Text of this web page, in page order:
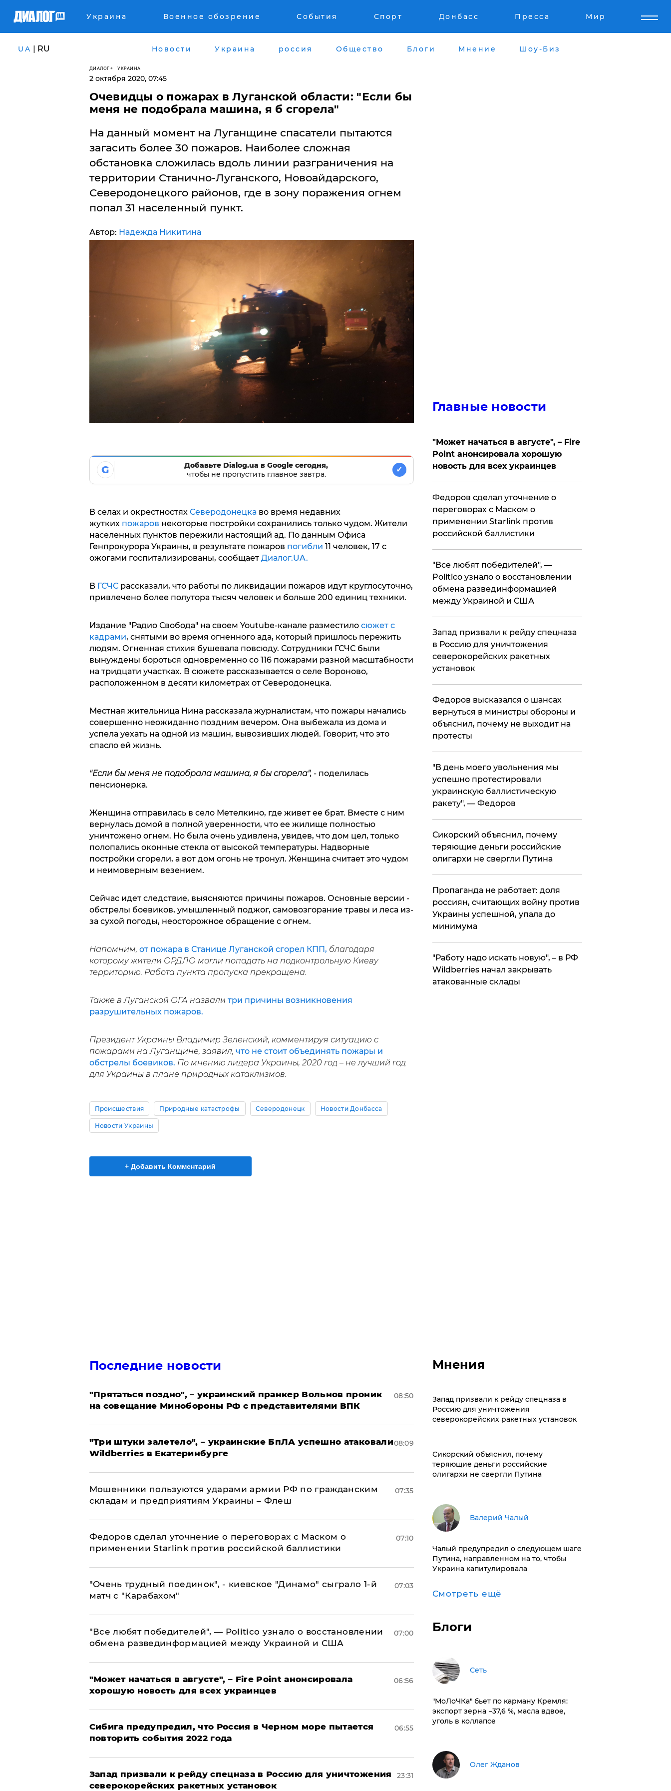
Украина Военное обозрение События Спорт Донбасс Пресса Мир
UA | RU Новости Украина россия Общество Блоги Мнение Шоу-Биз
ДИАЛОГ УКРАИНА
2 октября 2020, 07:45
Очевидцы о пожарах в Луганской области: "Если бы
меня не подобрала машина, я б сгорела"
На данный момент на Луганщине спасатели пытаются
загасить более 30 пожаров. Наиболее сложная
обстановка сложилась вдоль линии разграничения на
территории Станично-Луганского, Новоайдарского,
Северодонецкого районов, где в зону поражения огнем
попал 31 населенный пункт.
Автор: Надежда Никитина
G
Добавьте Dialog.ua в Google сегодня,
чтобы не пропустить главное завтра.
✓
В селах и окрестностях Северодонецкаво время недавних
жутких пожаров некоторые постройки сохранились только чудом. Жители
населенных пунктов пережили настоящий ад. По данным Офиса
Генпрокурора Украины, в результате пожаров погибли 11 человек, 17 с
ожогами госпитализированы, сообщаетДиалог.UA.
В ГСЧСрассказали, что работы по ликвидации пожаров идут круглосуточно,
привлечено более полутора тысяч человек и больше 200 единиц техники.
Издание "Радио Свобода" на своем Youtube-канале разместило сюжет с
кадрами, снятыми во время огненного ада, который пришлось пережить
людям. Огненная стихия бушевала повсюду. Сотрудники ГСЧС были
вынуждены бороться одновременно со 116 пожарами разной масштабности
на тридцати участках. В сюжете рассказывается о селе Вороново,
расположенном в десяти километрах от Северодонецка.
Местная жительница Нина рассказала журналистам, что пожары начались
совершенно неожиданно поздним вечером. Она выбежала из дома и
успела уехать на одной из машин, вывозивших людей. Говорит, что это
спасло ей жизнь.
"Если бы меня не подобрала машина, я бы сгорела", - поделилась
пенсионерка.
Женщина отправилась в село Метелкино, где живет ее брат. Вместе с ним
вернулась домой в полной уверенности, что ее жилище полностью
уничтожено огнем. Но была очень удивлена, увидев, что дом цел, только
полопались оконные стекла от высокой температуры. Надворные
постройки сгорели, а вот дом огонь не тронул. Женщина считает это чудом
и неимоверным везением.
Сейчас идет следствие, выясняются причины пожаров. Основные версии -
обстрелы боевиков, умышленный поджог, самовозгорание травы и леса из-
за сухой погоды, неосторожное обращение с огнем.
Напомним, от пожара в Станице Луганской сгорел КПП, благодаря
которому жители ОРДЛО могли попадать на подконтрольную Киеву
территорию. Работа пункта пропуска прекращена.
Также в Луганской ОГА назвали три причины возникновения
разрушительных пожаров.
Президент Украины Владимир Зеленский, комментируя ситуацию с
пожарами на Луганщине, заявил, что не стоит объединять пожары и
обстрелы боевиков. По мнению лидера Украины, 2020 год – не лучший год
для Украины в плане природных катаклизмов.
Происшествия Природные катастрофы Северодонецк Новости Донбасса
Новости Украины
+ Добавить Комментарий
Последние новости
"Прятаться поздно", – украинский пранкер Вольнов проник
на совещание Минобороны РФ с представителями ВПК
08:50
"Три штуки залетело", – украинские БпЛА успешно атаковали
Wildberries в Екатеринбурге
08:09
Мошенники пользуются ударами армии РФ по гражданским
складам и предприятиям Украины – Флеш
07:35
Федоров сделал уточнение о переговорах с Маском о
применении Starlink против российской баллистики
07:10
"Очень трудный поединок", - киевское "Динамо" сыграло 1-й
матч с "Карабахом"
07:03
​"Все любят победителей", — Politico узнало о восстановлении
обмена развединформацией между Украиной и США
07:00
"Может начаться в августе", – Fire Point анонсировала
хорошую новость для всех украинцев
06:56
Сибига предупредил, что Россия в Черном море пытается
повторить события 2022 года
06:55
Запад призвали к рейду спецназа в Россию для уничтожения
северокорейских ракетных установок
23:31
Главные новости
"Может начаться в августе", – Fire
Point анонсировала хорошую
новость для всех украинцев
Федоров сделал уточнение о
переговорах с Маском о
применении Starlink против
российской баллистики
​"Все любят победителей", —
Politico узнало о восстановлении
обмена развединформацией
между Украиной и США
Запад призвали к рейду спецназа
в Россию для уничтожения
северокорейских ракетных
установок
Федоров высказался о шансах
вернуться в министры обороны и
объяснил, почему не выходит на
протесты
​"В день моего увольнения мы
успешно протестировали
украинскую баллистическую
ракету", — Федоров
Сикорский объяснил, почему
теряющие деньги российские
олигархи не свергли Путина
​Пропаганда не работает: доля
россиян, считающих войну против
Украины успешной, упала до
минимума
"Работу надо искать новую", – в РФ
Wildberries начал закрывать
атакованные склады
Мнения
Запад призвали к рейду спецназа в
Россию для уничтожения
северокорейских ракетных установок
Сикорский объяснил, почему
теряющие деньги российские
олигархи не свергли Путина
Валерий Чалый
Чалый предупредил о следующем шаге
Путина, направленном на то, чтобы
Украина капитулировала
Смотреть ещё
Блоги
Сеть
​"МоЛоЧКа" бьет по карману Кремля:
экспорт зерна −37,6 %, масла вдвое,
уголь в коллапсе
Олег Жданов